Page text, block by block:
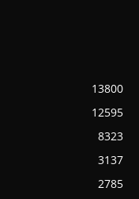
13800
12595
8323
3137
2785